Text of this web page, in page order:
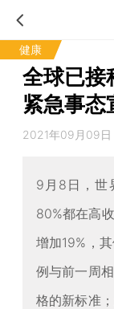
健康
全球已接
紧急事态
2021年09月09
9月8日，世
80%都在高
增加19%，
例与前一周
格的新标准